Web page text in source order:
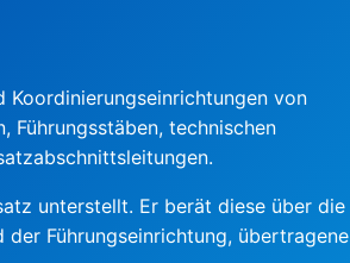
Koordinierungseinrichtungen von
Führungsstäben, technischen
unterstellt. Er berät diese über die
Führungseinrichtung, übertragene